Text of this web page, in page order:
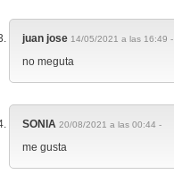
juan jose 14/05/2021 a las 16:49 -
no meguta
SONIA 20/08/2021 a las 00:44 -
me gusta